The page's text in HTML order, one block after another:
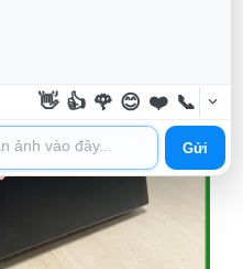
👋 👍 🌹 😊 ❤️ 📞
Gửi